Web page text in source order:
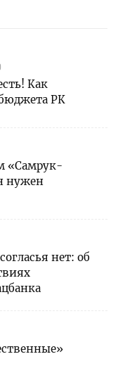
Как
РК
«Самрук-
нужен
нет: об